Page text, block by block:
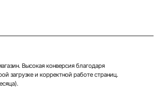
Высокая конверсия благодаря
загрузке и корректной работе страниц.